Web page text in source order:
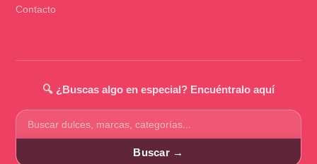
Contacto
🔍 ¿Buscas algo en especial? Encuéntralo aquí
Buscar
productos
Buscar →